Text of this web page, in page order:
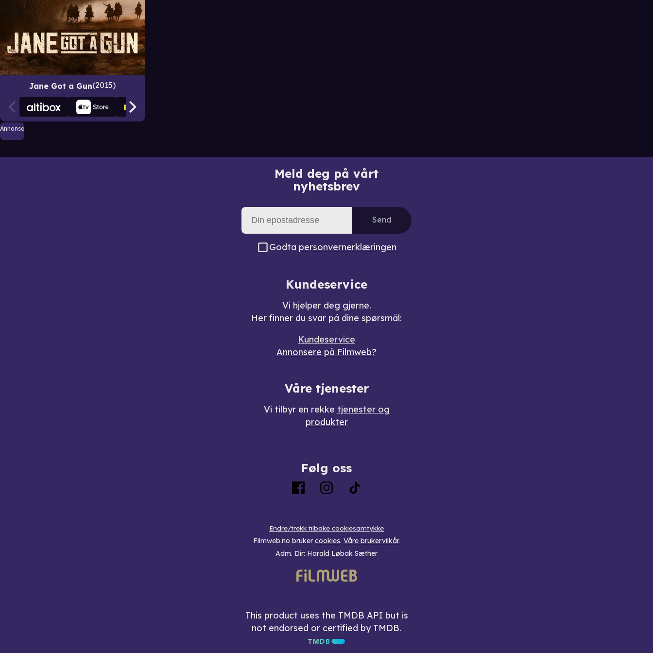
Jane Got a Gun 2015
Annonse
Meld deg på vårt
nyhetsbrev
Send
Godta personvernerklæringen
Kundeservice
Vi hjelper deg gjerne.
Her finner du svar på dine spørsmål:
Kundeservice
Annonsere på Filmweb?
Våre tjenester
Vi tilbyr en rekke tjenester og
produkter
Følg oss
Endre/trekk tilbake cookiesamtykke
Filmweb.no bruker cookies. Våre brukervilkår.
Adm. Dir: Harald Løbak Sæther
This product uses the TMDB API but is
not endorsed or certified by TMDB.